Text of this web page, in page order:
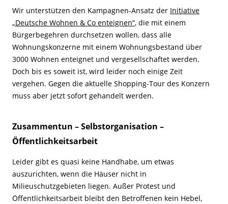
Wir unterstützen den Kampagnen-Ansatz der Initiative
„Deutsche Wohnen & Co enteignen“, die mit einem
Bürgerbegehren durchsetzen wollen, dass alle
Wohnungskonzerne mit einem Wohnungsbestand über
3000 Wohnen enteignet und vergesellschaftet werden.
Doch bis es soweit ist, wird leider noch einige Zeit
vergehen. Gegen die aktuelle Shopping-Tour des Konzern
muss aber jetzt sofort gehandelt werden.
Zusammentun – Selbstorganisation –
Öffentlichkeitsarbeit
Leider gibt es quasi keine Handhabe, um etwas
auszurichten, wenn die Häuser nicht in
Milieuschutzgebieten liegen. Außer Protest und
Öffentlichkeitsarbeit bleibt den Betroffenen kein Hebel,